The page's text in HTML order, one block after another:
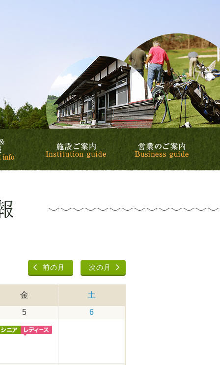
スケジュール&イベント情報施設ご案内 営業の
ントリークラブ
次の月
前の月
金 土
5 6